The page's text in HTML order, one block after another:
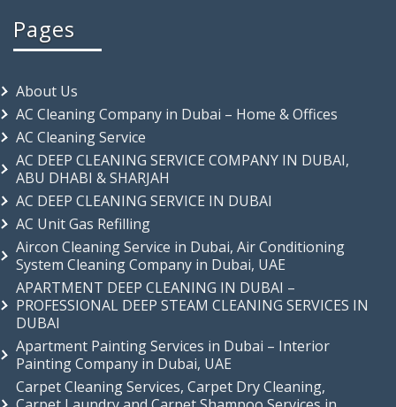
Pages
About Us
AC Cleaning Company in Dubai – Home & Offices
AC Cleaning Service
AC DEEP CLEANING SERVICE COMPANY IN DUBAI,
ABU DHABI & SHARJAH
AC DEEP CLEANING SERVICE IN DUBAI
AC Unit Gas Refilling
Aircon Cleaning Service in Dubai, Air Conditioning
System Cleaning Company in Dubai, UAE
APARTMENT DEEP CLEANING IN DUBAI –
PROFESSIONAL DEEP STEAM CLEANING SERVICES IN
DUBAI
Apartment Painting Services in Dubai – Interior
Painting Company in Dubai, UAE
Carpet Cleaning Services, Carpet Dry Cleaning,